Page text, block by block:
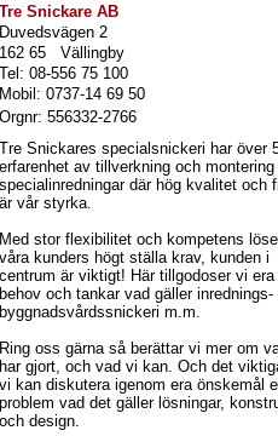
Tre Snickare AB
Duvedsvägen 2
162 65 Vällingby
Tel: 08-556 75 100
Mobil: 0737-14 69 50
Orgnr: 556332-2766
Tre Snickares specialsnickeri har över
erfarenhet av tillverkning och
specialinredningar där hög kvalitet och
är vår styrka.
Med stor flexibilitet och kompetens
våra kunders högt ställa krav, kunden i
centrum är viktigt! Här tillgodoser vi era
behov och tankar vad gäller inrednings-
byggnadsvårdssnickeri m.m.
Ring oss gärna så berättar vi mer om
har gjort, och vad vi kan. Och det
vi kan diskutera igenom era önskemål
problem vad det gäller lösningar,
och design.